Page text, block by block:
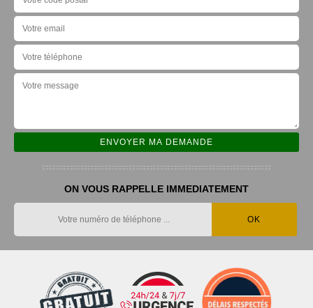
ON VOUS RAPPELLE IMMEDIATEMENT